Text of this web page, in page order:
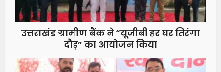
उत्तराखंड ग्रामीण बैंक ने “यूजीबी हर घर तिरंगा
दौड़” का आयोजन किया